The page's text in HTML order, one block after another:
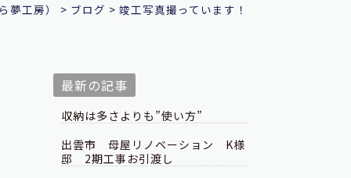
夢工房） > ブログ > 竣工写真撮っています！
最新の記事
収納は多さよりも”使い方”
出雲市 母屋リノベーション K様
邸 2期工事お引渡し